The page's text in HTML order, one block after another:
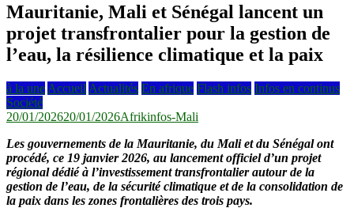
Mauritanie, Mali et Sénégal lancent un
projet transfrontalier pour la gestion de
l’eau, la résilience climatique et la paix
à la une Accueil Actualités En afrique Flash infos Infos en continus
Société
20/01/202620/01/2026Afrikinfos-Mali
Les gouvernements de la Mauritanie, du Mali et du Sénégal ont
procédé, ce 19 janvier 2026, au lancement officiel d’un projet
régional dédié à l’investissement transfrontalier autour de la
gestion de l’eau, de la sécurité climatique et de la consolidation de
la paix dans les zones frontalières des trois pays.